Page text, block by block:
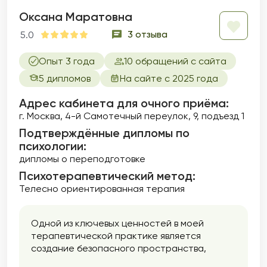
Оксана Маратовна
5.0 3 отзыва
Опыт 3 года
10 обращений с сайта
5 дипломов
На сайте с 2025 года
Адрес кабинета для очного приёма:
г. Москва, 4-й Самотечный переулок, 9, подъезд 1
Подтверждённые дипломы по
психологии:
дипломы о переподготовке
Психотерапевтический метод:
Телесно ориентированная терапия
Одной из ключевых ценностей в моей
терапевтической практике является
создание безопасного пространства,